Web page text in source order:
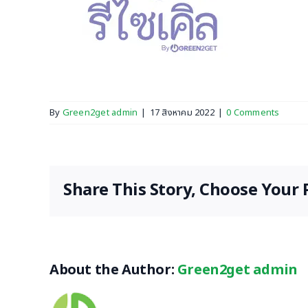
By Green2get admin | 17 สิงหาคม 2022 | 0 Comments
Share This Story, Choose
About the Author: Green2get admin